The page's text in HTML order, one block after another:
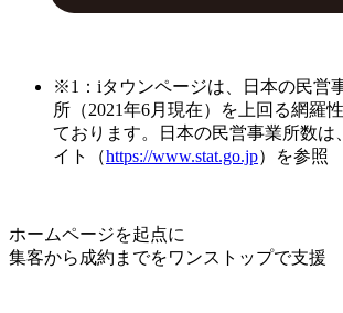
※1：iタウンページは、日本の民営
所（2021年6月現在）を上回る網羅
ております。日本の民営事業所数は
イト（https://www.stat.go.jp）を参照
ホームページを起点に
集客から成約までをワンストップで支援